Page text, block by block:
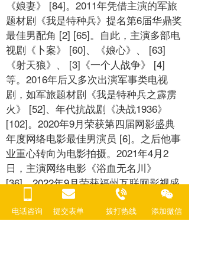
《娘妻》 [84]。2011年凭借主演的军旅
题材剧《我是特种兵》提名第6届华鼎奖
最佳男配角 [2] [65]。自此，主演多部电
视剧《卜案》 [60]、《娘心》、 [63]
《射天狼》、 [3]《一个人战争》 [4]
等。2016年后又多次出演军事类电视
剧，如军旅题材剧《我是特种兵之霹雳
火》 [52]、年代抗战剧《决战1936》
[102]。2020年9月荣获第四届网影盛典
年度网络电影最佳男演员 [6]。之后他事
业重心转向为电影拍摄。2021年4月2
日，主演网络电影《浴血无名川》
[36]。2022年9月荣获福州互联网影视盛
典最佳网络电影男演员。 [46]2022年到
2023年，拍摄了《战地：异种浩劫》、
拨打热线
电话咨询 提交表单 添加微信